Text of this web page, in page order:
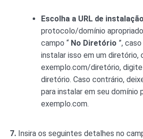
Escolha a URL de
protocolo/domínio
campo “ No Diretório ”,
instalar isso em um diretório,
exemplo.com/diretório,
diretório. Caso contrário,
para instalar em seu domínio
exemplo.com.
7. Insira os seguintes detalhes no